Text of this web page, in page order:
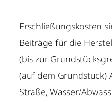
Erschließungskosten
Beiträge für die
(bis zur
(auf dem Grundstück)
Straße, Wasser/